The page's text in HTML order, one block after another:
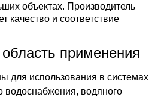
объектах. Производитель
качество и соответствие
применения
для использования в системах
водоснабжения, водяного